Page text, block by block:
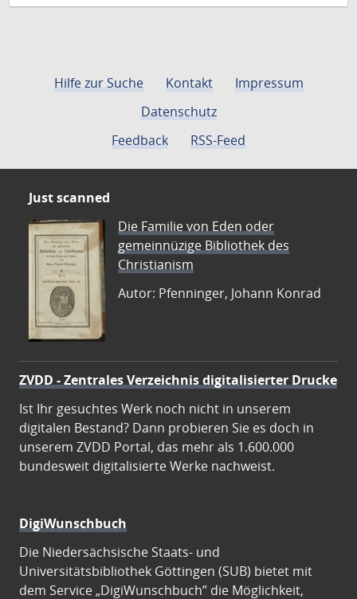
Hilfe zur Suche Kontakt
Impressum
Datenschutz
Feedback
RSS-Feed
Just scanned
Die Familie von Eden oder
gemeinnüzige Bibliothek des
Christianism
Autor: Pfenninger, Johann Konrad
ZVDD - Zentrales Verzeichnis digitalisierter Drucke
Ist Ihr gesuchtes Werk noch nicht in unserem
digitalen Bestand? Dann probieren Sie es doch in
unserem ZVDD Portal, das mehr als 1.600.000
bundesweit digitalisierte Werke nachweist.
DigiWunschbuch
Die Niedersächsische Staats- und
Universitätsbibliothek Göttingen (SUB) bietet mit
dem Service „DigiWunschbuch” die Möglichkeit,